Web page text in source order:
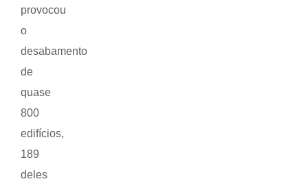
provocou
o
desabamento
de
quase
800
edifícios,
189
deles